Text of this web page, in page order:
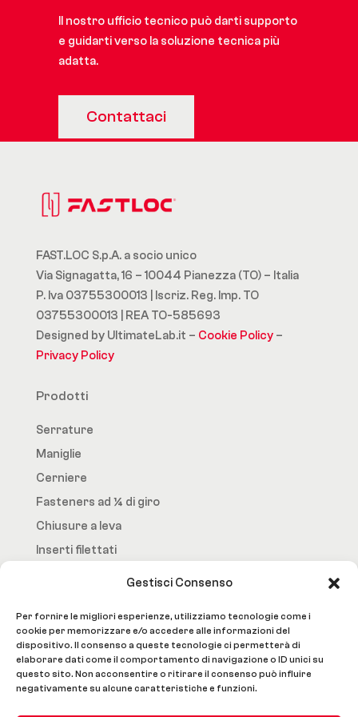
Gestisci Consenso
Per fornire le migliori esperienze, utilizziamo tecnologie come i
cookie per memorizzare e/o accedere alle informazioni del
dispositivo. Il consenso a queste tecnologie ci permetterà di
elaborare dati come il comportamento di navigazione o ID unici su
questo sito. Non acconsentire o ritirare il consenso può influire
negativamente su alcune caratteristiche e funzioni.
Il nostro ufficio tecnico può darti supporto
e guidarti verso la soluzione tecnica più
adatta.
Contattaci
FAST.LOC S.p.A. a socio unico
Via Signagatta, 16 – 10044 Pianezza (TO) – Italia
P. Iva 03755300013 | Iscriz. Reg. Imp. TO
03755300013 | REA TO-585693
Designed by UltimateLab.it – Cookie Policy–
Privacy Policy
Prodotti
Serrature
Maniglie
Cerniere
Fasteners ad ¼ di giro
Chiusure a leva
Inserti filettati
Home Page
Azienda
Prodotti